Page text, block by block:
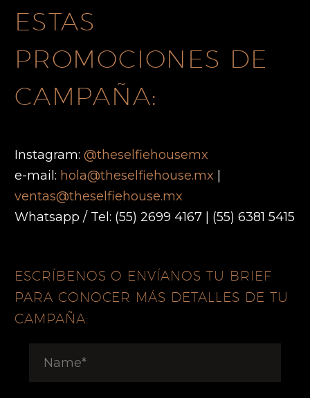
ESTAS
PROMOCIONES DE
CAMPAÑA:
Instagram: @theselfiehousemx
e-mail: hola@theselfiehouse.mx
ventas@theselfiehouse.mx
Whatsapp / Tel: (55) 2699 4167 | (55) 6381 5415
ESCRÍBENOS O ENVÍANOS TU BRIEF
PARA CONOCER MÁS DETALLES DE TU
CAMPAÑA: